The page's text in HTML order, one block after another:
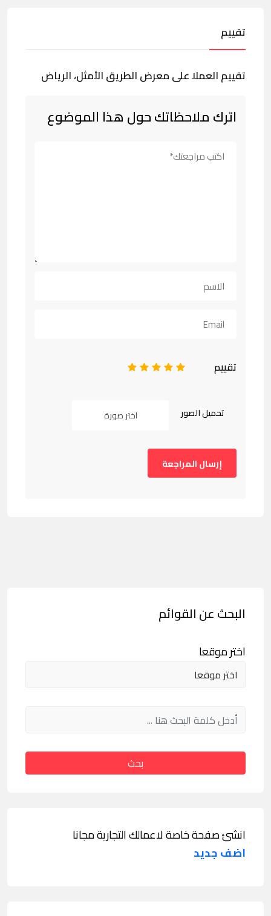
تقييم
تقييم العملا على معرض الطريق الأمثل، الرياض
اترك ملاحظاتك حول هذا الموضوع
تقييم 5
4
3
2
تحميل الصور اختر صورة
البحث عن القوائم
اختر موقعا
بحث
انشئ صفحة خاصة لاعمالك التجارية مجانا
اضف جديد